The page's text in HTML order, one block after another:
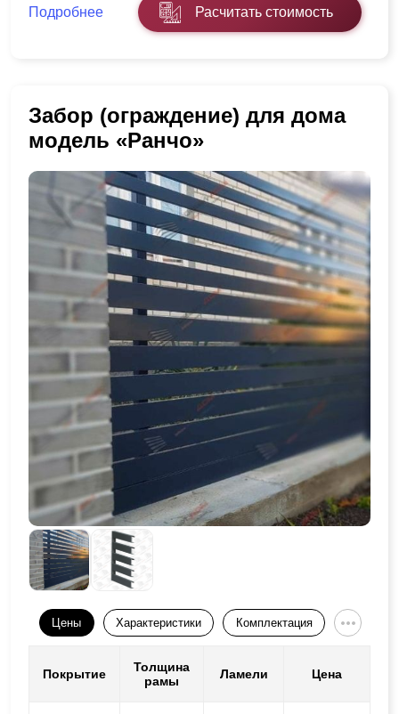
Подробнее Расчитать стоимость
Забор (ограждение) для дома
модель «Ранчо»
Цены Характеристики Комплектация
Покрытие
Толщина
рамы
Ламели Цена